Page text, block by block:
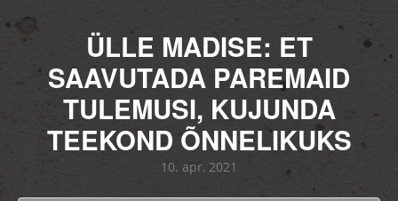
ÜLLE MADISE: ET
SAAVUTADA PAREMAID
TULEMUSI, KUJUNDA
TEEKOND ÕNNELIKUKS
10. apr, 2021